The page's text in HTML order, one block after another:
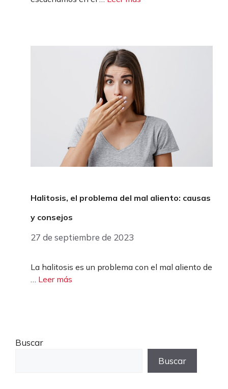
Halitosis, el problema del mal aliento: causas
y consejos
27 de septiembre de 2023
La halitosis es un problema con el mal aliento de
… Leer más
Buscar
Buscar